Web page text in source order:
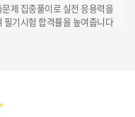
문제 집중풀이로 실전 응용력을
필기시험 합격률을 높여줍니다